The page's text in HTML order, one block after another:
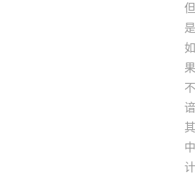
但
是
如
果
不
谙
其
中
计